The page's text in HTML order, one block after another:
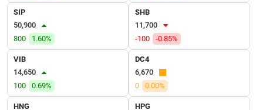
SIP
50,900
800
1.60%
SHB
11,700
-100
-0.85%
VIB
14,650
100
0.69%
DC4
6,670
0
0.00%
HNG
HPG
TIỆN
BẤT
ĐỘNG
SẢN